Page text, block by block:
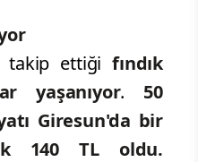
takip ettiğifındık
yaşanıyor. 50
Giresun'da bir
140 TL oldu.